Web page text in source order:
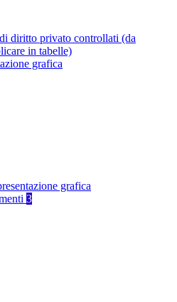
diritto privato controllati (da
in tabelle)
grafica
grafica
3